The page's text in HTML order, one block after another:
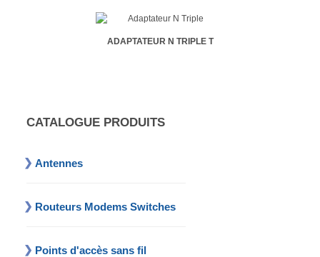
ADAPTATEUR N TRIPLE T
CATALOGUE PRODUITS
Antennes
Routeurs Modems Switches
Points d'accès sans fil